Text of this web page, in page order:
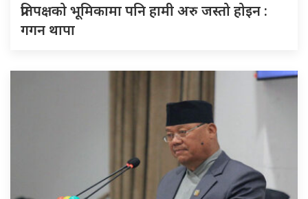
प्रतिपक्षको भूमिकामा पनि हामी अरु जस्तो होइन :
गगन थापा